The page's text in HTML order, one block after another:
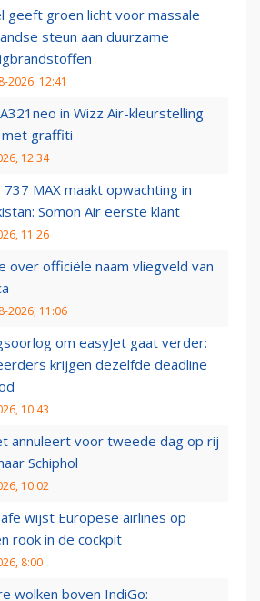
geeft groen licht voor massale
steun aan duurzame
2026, 12:41
in Wizz Air-kleurstelling
met graffiti
12:34
737 MAX maakt opwachting in
Somon Air eerste klant
11:26
over officiële naam vliegveld van
2026, 11:06
om easyJet gaat verder:
krijgen dezelfde deadline
10:43
annuleert voor tweede dag op rij
Schiphol
10:02
wijst Europese airlines op
rook in de cockpit
8:00
wolken boven IndiGo: